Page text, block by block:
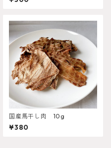
国産馬干し肉 10g
¥380